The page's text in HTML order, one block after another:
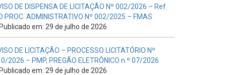
DE DISPENSA DE LICITAÇÃO Nº 002/2026 – Ref.
PROC. ADMINISTRATIVO Nº 002/2025 – FMAS
Publicado em: 29 de julho de 2026
DE LICITAÇÃO – PROCESSO LICITATÓRIO Nº
2026 – PMP, PREGÃO ELETRÔNICO n.º 07/2026
Publicado em: 29 de julho de 2026